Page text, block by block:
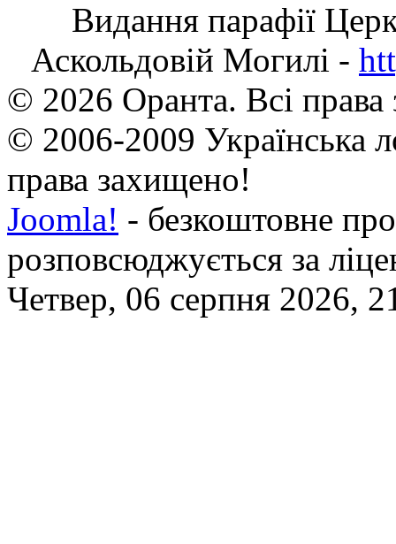
Видання парафії
Аскольдовій Могилі -
© 2026 Оранта. Всі
© 2006-2009 Українська
права захищено!
Joomla! - безкоштовне
розповсюджується за
Четвер, 06 серпня 2026,